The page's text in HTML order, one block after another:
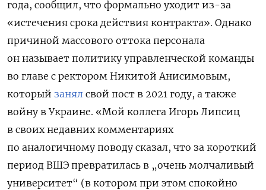
года, сообщил, что формально уходит из-за
«истечения срока действия контракта». Однако
причиной массового оттока персонала
он называет политику управленческой команды
во главе с ректором Никитой Анисимовым,
который занял свой пост в 2021 году, а также
войну в Украине. «Мой коллега Игорь Липсиц
в своих недавних комментариях
по аналогичному поводу сказал, что за короткий
период ВШЭ превратилась в „очень молчаливый
университет“ (в котором при этом спокойно